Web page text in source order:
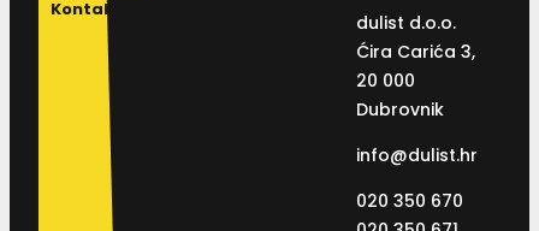
Kontakt
dulist d.o.o.
Ćira Carića 3,
20 000
Dubrovnik
info@dulist.hr
020 350 670